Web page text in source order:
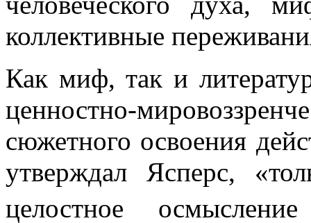
коллективные
Как миф, так и
ценностно-
сюжетного освоения
утверждал Ясперс,
целостное